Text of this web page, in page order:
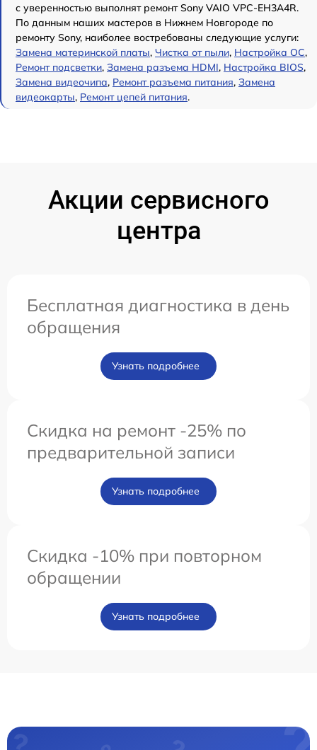
с уверенностью выполнят ремонт Sony VAIO VPC-EH3A4R.
По данным наших мастеров в Нижнем Новгороде по
ремонту Sony, наиболее востребованы следующие услуги:
Замена материнской платы, Чистка от пыли, Настройка ОС,
Ремонт подсветки, Замена разъема HDMI, Настройка BIOS,
Замена видеочипа, Ремонт разъема питания, Замена
видеокарты, Ремонт цепей питания.
Акции сервисного
центра
Бесплатная диагностика в день
обращения
Узнать подробнее
Скидка на ремонт -25% по
предварительной записи
Узнать подробнее
Скидка -10% при повторном
обращении
Узнать подробнее